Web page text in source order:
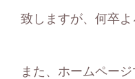
致しますが、何卒よ
また、ホームペー